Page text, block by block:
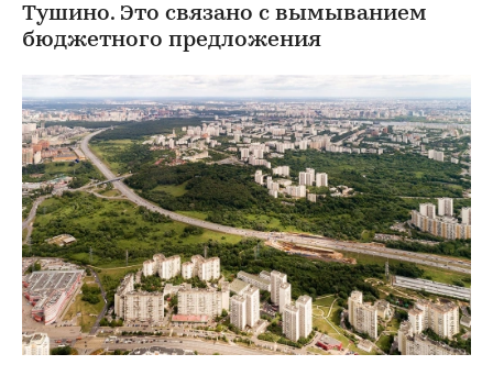
Тушино. Это связано с вымыванием
бюджетного предложения